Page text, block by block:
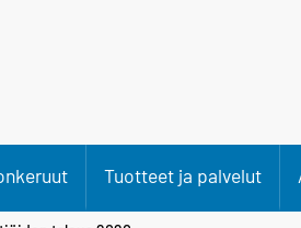
Tuotteet ja palvelut